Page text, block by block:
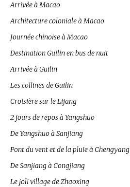
Arrivée à Macao
Architecture coloniale à Macao
Journée chinoise à Macao
Destination Guilin en bus de nuit
Arrivée à Guilin
Les collines de Guilin
Croisière sur le Lijang
2 jours de repos à Yangshuo
De Yangshuo à Sanjiang
Pont du vent et de la pluie à Chengyang
De Sanjiang à Congjiang
Le joli village de Zhaoxing